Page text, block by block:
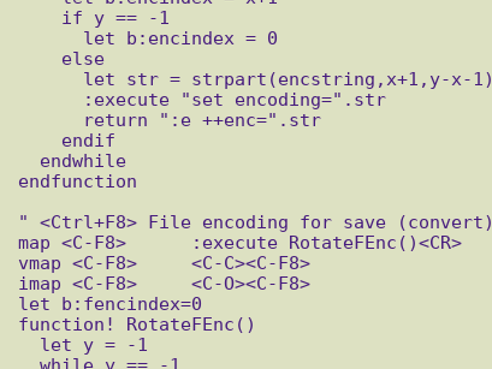
endfunction
" <Ctrl+F8> File encoding for save (convert)
map <C-F8>	:execute RotateFEnc()<CR>
vmap <C-F8>	<C-C><C-F8>
imap <C-F8>	<C-O><C-F8>
let b:fencindex=0
function! RotateFEnc()